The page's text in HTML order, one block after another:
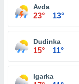
Avda
23° 13°
Dudinka
15° 11°
Igarka